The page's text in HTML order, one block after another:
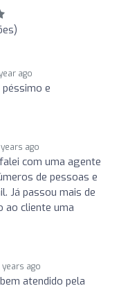
ago
e
ago
com uma agente
de pessoas e
Já passou mais de
ao cliente uma
years ago
atendido pela